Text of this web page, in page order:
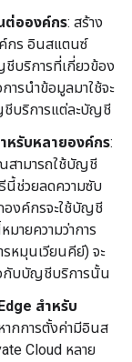
ต่อองค์กร: สร้าง
กร อินสแตนซ์
บริการที่เกี่ยวข้อง
รนำข้อมูลมาใช้จะ
บริการแต่ละบัญชี
หรับหลายองค์กร:
สามารถใช้บัญชี
นี้ช่วยลดความซับ
องค์กรจะใช้บัญชี
มายความว่าการ
หมุนเวียนคีย์) จะ
กับบัญชีบริการนั้น
สำหรับ
ากการตั้งค่ามีอินส
Cloud หลาย